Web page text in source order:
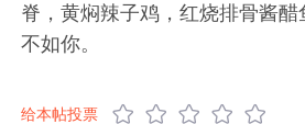
脊，黄焖辣子鸡，红烧排骨酱
不如你。
给本帖投票